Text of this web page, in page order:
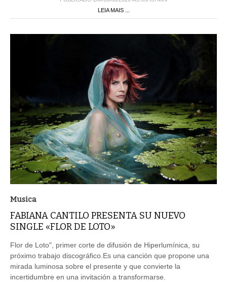
LEIA MAIS ...
Musica
FABIANA CANTILO PRESENTA SU NUEVO
SINGLE «FLOR DE LOTO»
Flor de Loto", primer corte de difusión de Hiperlumínica, su
próximo trabajo discográfico.Es una canción que propone una
mirada luminosa sobre el presente y que convierte la
incertidumbre en una invitación a transformarse.